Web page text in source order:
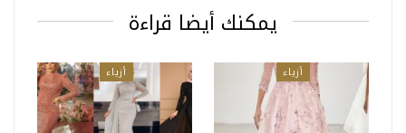
يمكنك أيضا قراءة
أزياء أزياء